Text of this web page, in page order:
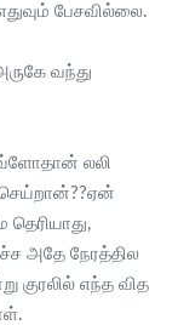
பேசவில்லை.
வந்து
லலி
தெரியாது,
அதே நேரத்தில
குரலில் எந்த வித